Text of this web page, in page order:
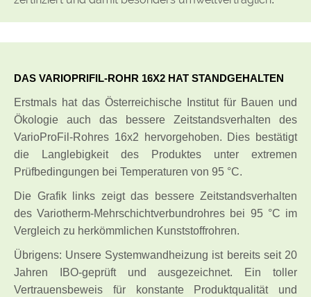
DAS VARIOPRIFIL-ROHR 16X2 HAT STANDGEHALTEN
Erstmals hat das Österreichische Institut für Bauen und
Ökologie auch das bessere Zeitstandsverhalten des
VarioProFil-Rohres 16x2 hervorgehoben. Dies bestätigt
die Langlebigkeit des Produktes unter extremen
Prüfbedingungen bei Temperaturen von 95 °C.
Die Grafik links zeigt das bessere Zeitstandsverhalten
des Variotherm-Mehrschichtverbundrohres bei 95 °C im
Vergleich zu herkömmlichen Kunststoffrohren.
Übrigens: Unsere Systemwandheizung ist bereits seit 20
Jahren IBO-geprüft und ausgezeichnet. Ein toller
Vertrauensbeweis für konstante Produktqualität und